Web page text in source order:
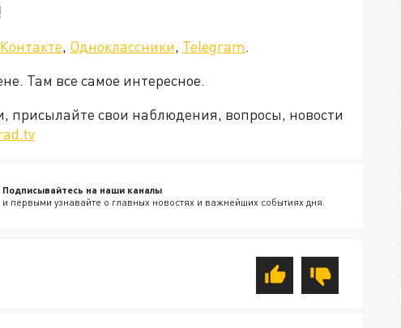
, Одноклассники, Telegram.
Там все самое интересное.
присылайте свои наблюдения, вопросы, новости
Подписывайтесь на наши каналы
и первыми узнавайте о главных новостях и важнейших событиях дня.